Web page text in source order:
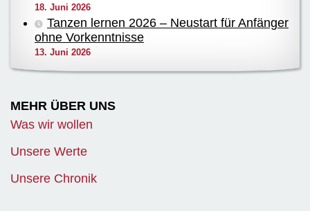
18. Juni 2026
Tanzen lernen 2026 – Neustart für Anfänger
ohne Vorkenntnisse
13. Juni 2026
MEHR ÜBER UNS
Was wir wollen
Unsere Werte
Unsere Chronik